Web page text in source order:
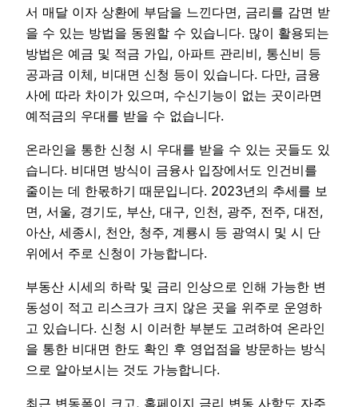
서 매달 이자 상환에 부담을 느낀다면, 금리를 감면 받
을 수 있는 방법을 동원할 수 있습니다. 많이 활용되는
방법은 예금 및 적금 가입, 아파트 관리비, 통신비 등
공과금 이체, 비대면 신청 등이 있습니다. 다만, 금융
사에 따라 차이가 있으며, 수신기능이 없는 곳이라면
예적금의 우대를 받을 수 없습니다.
온라인을 통한 신청 시 우대를 받을 수 있는 곳들도 있
습니다. 비대면 방식이 금융사 입장에서도 인건비를
줄이는 데 한몫하기 때문입니다. 2023년의 추세를 보
면, 서울, 경기도, 부산, 대구, 인천, 광주, 전주, 대전,
아산, 세종시, 천안, 청주, 계룡시 등 광역시 및 시 단
위에서 주로 신청이 가능합니다.
부동산 시세의 하락 및 금리 인상으로 인해 가능한 변
동성이 적고 리스크가 크지 않은 곳을 위주로 운영하
고 있습니다. 신청 시 이러한 부분도 고려하여 온라인
을 통한 비대면 한도 확인 후 영업점을 방문하는 방식
으로 알아보시는 것도 가능합니다.
최근 변동폭이 크고, 홈페이지 금리 변동 사항도 자주